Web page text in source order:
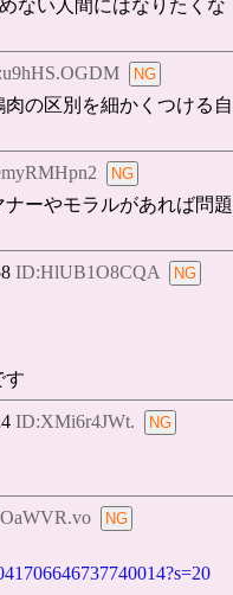
ない人間にはなりたくな
の区別を細かくつける自
ーやモラルがあれば問題
ID:HlUB1O8CQA
す
ID:XMi6r4JWt.